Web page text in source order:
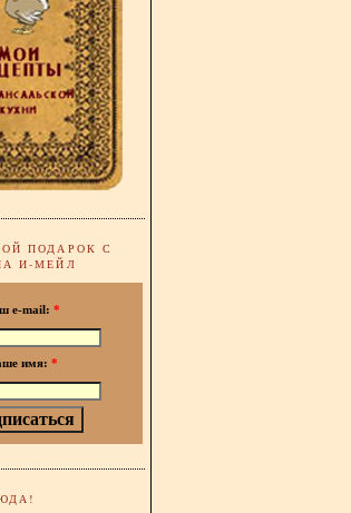
ПОДАРОК С
И-МЕЙЛ
e-mail: *
имя: *